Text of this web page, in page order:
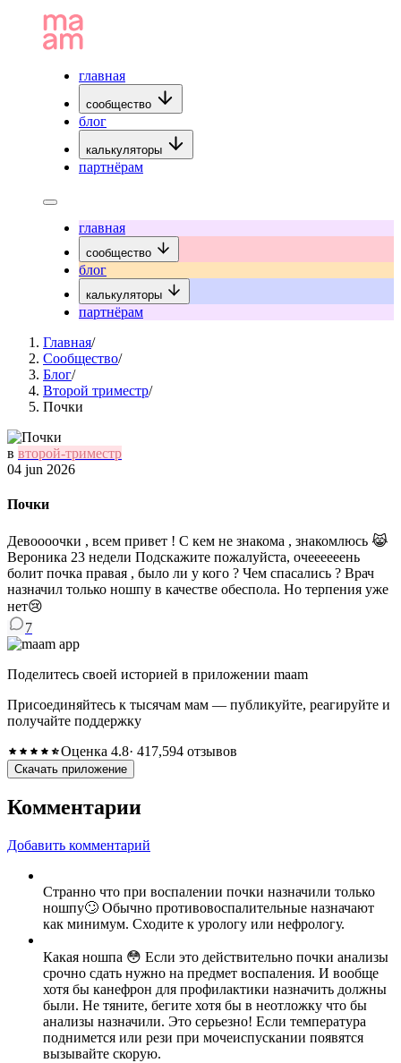
главная
сообщество
блог
калькуляторы
партнёрам
главная
сообщество
блог
калькуляторы
партнёрам
Главная/
Сообщество/
Блог/
Второй триместр/
Почки
в второй-триместр
04 jun 2026
Почки
Девоооочки , всем привет ! С кем не знакома , знакомлюсь 😹
Вероника 23 недели Подскажите пожалуйста, очеееееень
болит почка правая , было ли у кого ? Чем спасались ? Врач
назначил только ношпу в качестве обеспола. Но терпения уже
нет😢
7
Поделитесь своей историей в приложении maam
Присоединяйтесь к тысячам мам — публикуйте, реагируйте и
получайте поддержку
Оценка 4.8· 417,594 отзывов
Скачать приложение
Комментарии
Добавить комментарий
Странно что при воспалении почки назначили только
ношпу🙄 Обычно противовоспалительные назначают
как минимум. Сходите к урологу или нефрологу.
Какая ношпа 😳 Если это действительно почки анализы
срочно сдать нужно на предмет воспаления. И вообще
хотя бы канефрон для профилактики назначить должны
были. Не тяните, бегите хотя бы в неотложку что бы
анализы назначили. Это серьезно! Если температура
поднимется или рези при мочеиспускании появятся
вызывайте скорую.